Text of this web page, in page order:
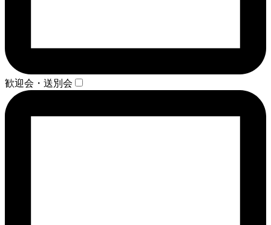
歓迎会・送別会